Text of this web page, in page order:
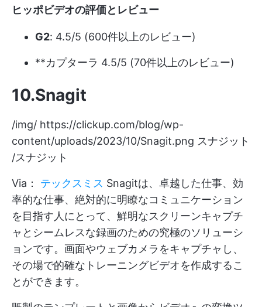
ヒッポビデオの評価とレビュー
G2: 4.5/5 (600件以上のレビュー)
**カプターラ 4.5/5 (70件以上のレビュー)
10.Snagit
/img/ https://clickup.com/blog/wp-
content/uploads/2023/10/Snagit.png スナジット
/スナジット
Via： テックスミス Snagitは、卓越した仕事、効
率的な仕事、絶対的に明瞭なコミュニケーション
を目指す人にとって、鮮明なスクリーンキャプチ
ャとシームレスな録画のための究極のソリューシ
ョンです。画面やウェブカメラをキャプチャし、
その場で的確なトレーニングビデオを作成するこ
とができます。